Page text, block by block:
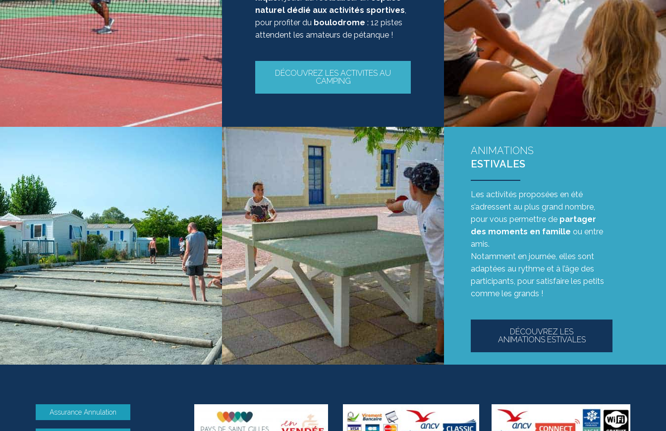
naturel dédié aux activités sportives
pour profiter du boulodrome : 12 pistes
attendent les amateurs de pétanque !
DÉCOUVREZ LES ACTIVITES AU
CAMPING
ANIMATIONS
ESTIVALES
Les activités proposées en été
s’adressent au plus grand nombre,
pour vous permettre de partager
des moments en famille ou entre
amis.
Notamment en journée, elles sont
adaptées au rythme et à l’âge des
participants, pour satisfaire les petits
comme les grands !
DÉCOUVREZ LES
ANIMATIONS ESTIVALES
Assurance Annulation